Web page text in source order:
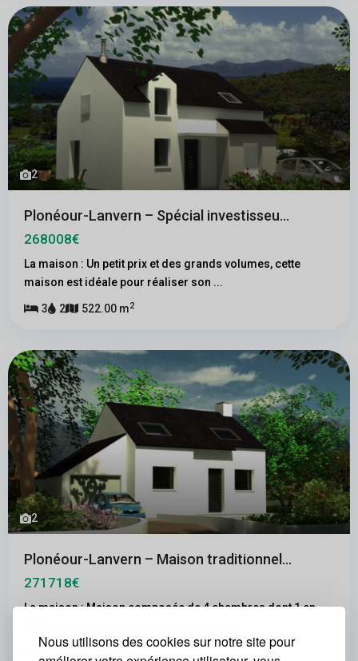
Nous utilisons des cookies sur notre site pour
2
Plonéour-Lanvern – Spécial investisseu...
268008€
La maison : Un petit prix et des grands volumes, cette
maison est idéale pour réaliser son ...
3 2 522.00 m2
2
Plonéour-Lanvern – Maison traditionnel...
271718€
La maison : Maison composée de 4 chambres dont 1 en
2